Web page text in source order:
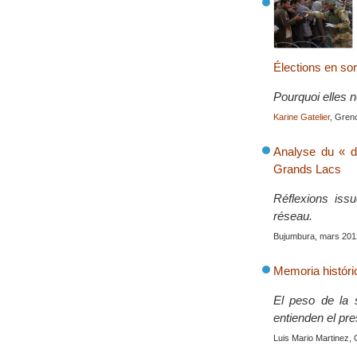
Élections en
Pourquoi elles
Karine Gatelier,
Analyse du «
Grands Lacs
Réflexions
réseau.
Bujumbura, mars
Memoria
El peso de la
entienden el
Luis Mario Martinez,